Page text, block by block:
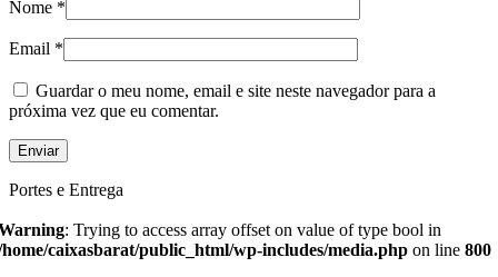
Nome *
Email *
Guardar o meu nome, email e site neste navegador para a
próxima vez que eu comentar.
Portes e Entrega
: Trying to access array offset on value of type bool in
caixasbarat/public_html/wp-includes/media.php on line 800